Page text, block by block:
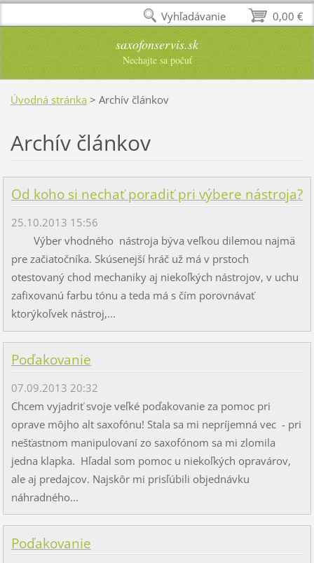
saxofonservis.sk
Nechajte sa počuť
Úvodná stránka > Archív článkov
Archív článkov
Od koho si nechať poradiť pri výbere nástroja?
25.10.2013 15:56
Výber vhodného nástroja býva veľkou dilemou najmä
pre začiatočníka. Skúsenejší hráč už má v prstoch
otestovaný chod mechaniky aj niekoľkých nástrojov, v uchu
zafixovanú farbu tónu a teda má s čím porovnávať
ktorýkoľvek nástroj,...
Poďakovanie
07.09.2013 20:32
Chcem vyjadriť svoje veľké poďakovanie za pomoc pri
oprave môjho alt saxofónu! Stala sa mi nepríjemná vec - pri
nešťastnom manipulovaní zo saxofónom sa mi zlomila
jedna klapka. Hľadal som pomoc u niekoľkých opravárov,
ale aj predajcov. Najskôr mi prisľúbili objednávku
náhradného...
Poďakovanie
0,00 €
Vyhľadávanie